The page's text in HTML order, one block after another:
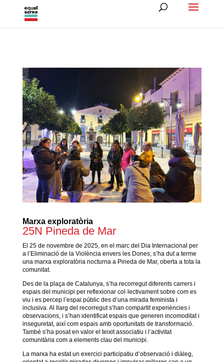
Marxa exploratòria
25N Pineda de Mar
El 25 de novembre de 2025, en el marc del Dia Internacional per
a l’Eliminació de la Violència envers les Dones, s’ha dut a terme
una marxa exploratòria nocturna a Pineda de Mar, oberta a tota la
comunitat.
Des de la plaça de Catalunya, s’ha recorregut diferents carrers i
espais del municipi per reflexionar col·lectivament sobre com es
viu i es percep l’espai públic des d’una mirada feminista i
inclusiva. Al llarg del recorregut s’han compartit experiències i
observacions, i s’han identificat espais que generen incomoditat i
inseguretat, així com espais amb oportunitats de transformació.
També s’ha posat en valor el teixit associatiu i l’activitat
comunitària com a elements clau del municipi.
La marxa ha estat un exercici participatiu d’observació i diàleg,